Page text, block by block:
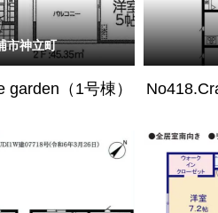
市神立町
garden（1号棟）